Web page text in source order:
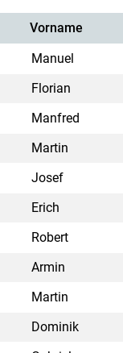
Vorname
Manuel
Florian
Manfred
Martin
Josef
Erich
Robert
Armin
Martin
Dominik